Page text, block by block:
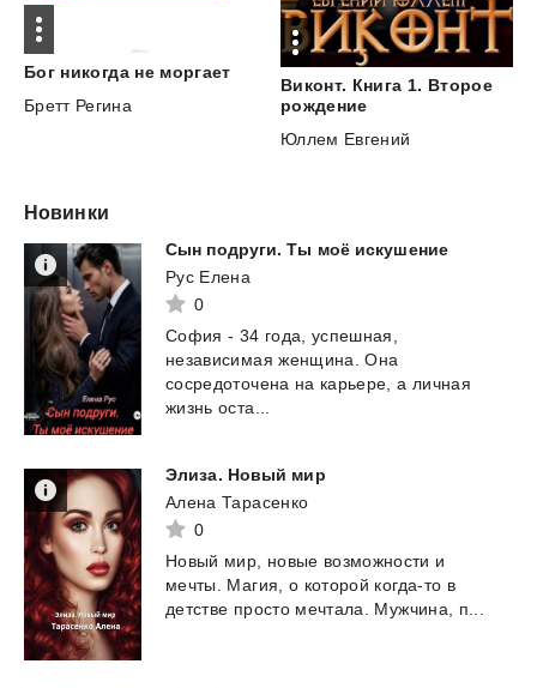
Бог никогда не моргает
Бретт Регина
Виконт. Книга 1. Второе
рождение
Юллем Евгений
Новинки
Сын подруги. Ты моё искушение
Рус Елена
0
София - 34 года, успешная,
независимая женщина. Она
сосредоточена на карьере, а личная
жизнь оста...
Элиза. Новый мир
Алена Тарасенко
0
Новый мир, новые возможности и
мечты.
Магия, о которой когда-то в
детстве просто мечтала. Мужчина, п...